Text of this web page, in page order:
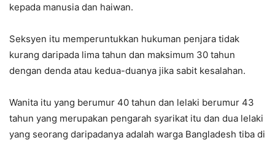
kepada manusia dan haiwan.
Seksyen itu memperuntukkan hukuman penjara tidak
kurang daripada lima tahun dan maksimum 30 tahun
dengan denda atau kedua-duanya jika sabit kesalahan.
Wanita itu yang berumur 40 tahun dan lelaki berumur 43
tahun yang merupakan pengarah syarikat itu dan dua lelaki
yang seorang daripadanya adalah warga Bangladesh tiba di